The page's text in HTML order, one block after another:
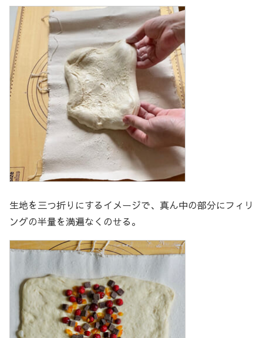
生地を三つ折りにするイメージで、真ん中の部分にフィリ
ングの半量を満遍なくのせる。